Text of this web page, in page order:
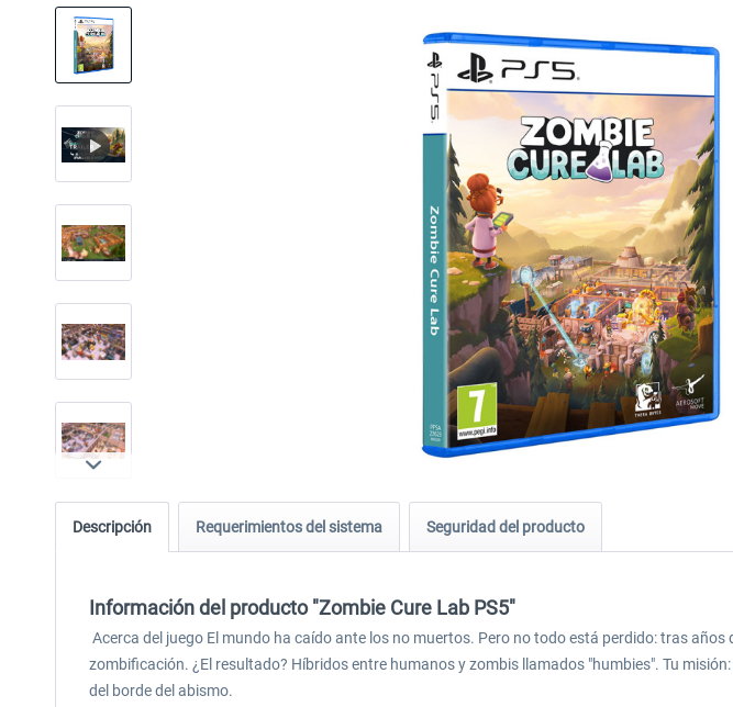
Descripción Requerimientos del sistema Seguridad del producto
Información del producto "Zombie Cure Lab PS5"
Acerca del juego El mundo ha caído ante los no muertos. Pero no todo está perdido: tras
zombificación. ¿El resultado? Híbridos entre humanos y zombis llamados "humbies". Tu
del borde del abismo.